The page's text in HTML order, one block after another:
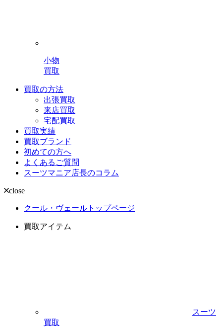
小物
買取
買取の方法
出張買取
来店買取
宅配買取
買取実績
買取ブランド
初めての方へ
よくあるご質問
スーツマニア店長のコラム
close
クール・ヴェールトップページ
買取アイテム
スーツ
買取